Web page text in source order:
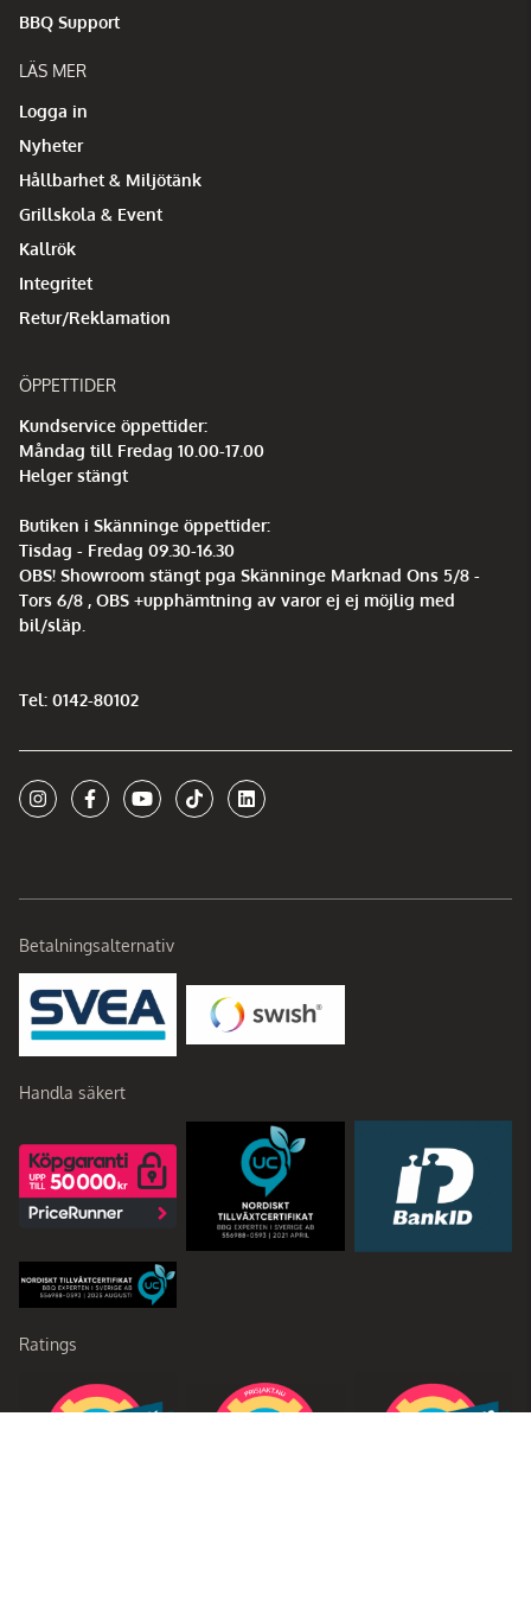
BBQ Support
LÄS MER
Logga in
Nyheter
Hållbarhet & Miljötänk
Grillskola & Event
Kallrök
Integritet
Retur/Reklamation
ÖPPETTIDER
Kundservice öppettider:
Måndag till Fredag 10.00-17.00
Helger stängt
Butiken i Skänninge öppettider:
Tisdag - Fredag 09.30-16.30
OBS! Showroom stängt pga Skänninge Marknad Ons 5/8 -
Tors 6/8 , OBS +upphämtning av varor ej ej möjlig med
bil/släp.
Tel: 0142-80102
Betalningsalternativ
Handla säkert
Ratings